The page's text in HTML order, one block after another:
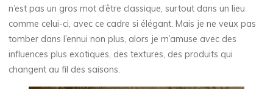
n’est pas un gros mot d’être classique, surtout dans un lieu
comme celui-ci, avec ce cadre si élégant. Mais je ne veux pas
tomber dans l’ennui non plus, alors je m’amuse avec des
influences plus exotiques, des textures, des produits qui
changent au fil des saisons.